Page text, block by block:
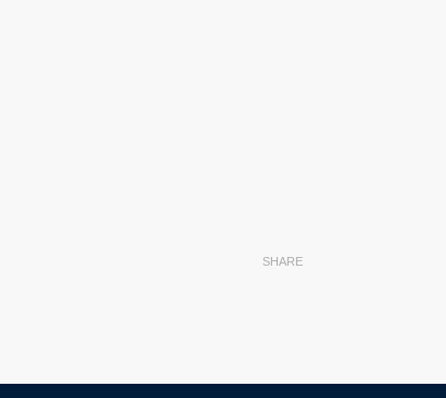
SHARE